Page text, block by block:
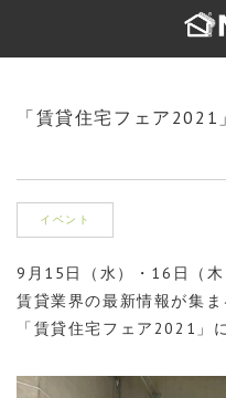
「賃貸住宅フェア2021
イベント
9月15日（水）・16日（
賃貸業界の最新情報が集ま
「賃貸住宅フェア2021」